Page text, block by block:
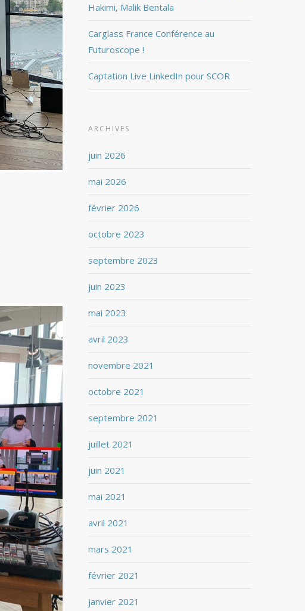
Hakimi, Malik Bentala
Carglass France Conférence au
Futuroscope !
Captation Live LinkedIn pour SCOR
ARCHIVES
juin 2026
mai 2026
février 2026
octobre 2023
septembre 2023
juin 2023
mai 2023
avril 2023
novembre 2021
octobre 2021
septembre 2021
juillet 2021
juin 2021
mai 2021
avril 2021
mars 2021
février 2021
janvier 2021